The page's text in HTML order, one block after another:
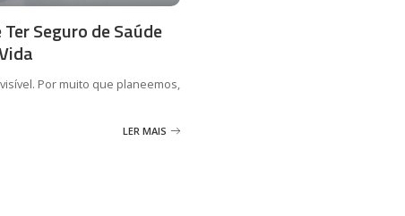
Seguro de Saúde
Por muito que planeemos,
LER MAIS